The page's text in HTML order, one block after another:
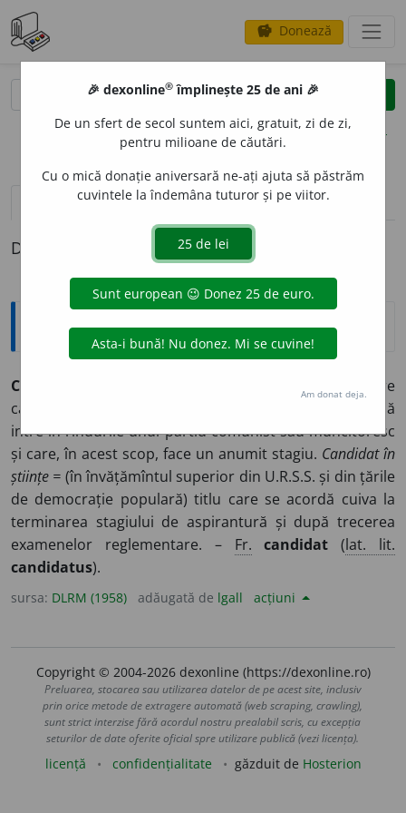
savings Donează
clear
opțiuni
definiții (1) pronunțievolume_up (50)
Definiția cu ID-ul 544982:
Explicative DEX
CANDID
Persoană care
candidează. ◊
persoană care cere să
intre în rîndurile unui partid comunist sau muncitoresc
și care, în acest scop, face un anumit stagiu. Candidat în
științe = (în învățămîntul superior din U.R.S.S. și din țările
de democrație populară) titlu care se acordă cuiva la
terminarea stagiului de aspirantură și după trecerea
examenelor reglementare. – Fr. candidat (lat. lit.
candidatus).
sursa: DLRM (1958) adăugată de lgall acțiuni
Copyright © 2004-2026 dexonline (https://dexonline.ro)
Preluarea, stocarea sau utilizarea datelor de pe acest site, inclusiv
prin orice metode de extragere automată (web scraping, crawling),
sunt strict interzise fără acordul nostru prealabil scris, cu excepția
seturilor de date oferite oficial spre utilizare publică (vezi licența).
licență confidențialitate găzduit de Hosterion
🎉 dexonline® împlinește 25 de ani 🎉
De un sfert de secol suntem aici, gratuit, zi de zi,
pentru milioane de căutări.
Cu o mică donație aniversară ne-ați ajuta să păstrăm
cuvintele la îndemâna tuturor și pe viitor.
Am donat deja.